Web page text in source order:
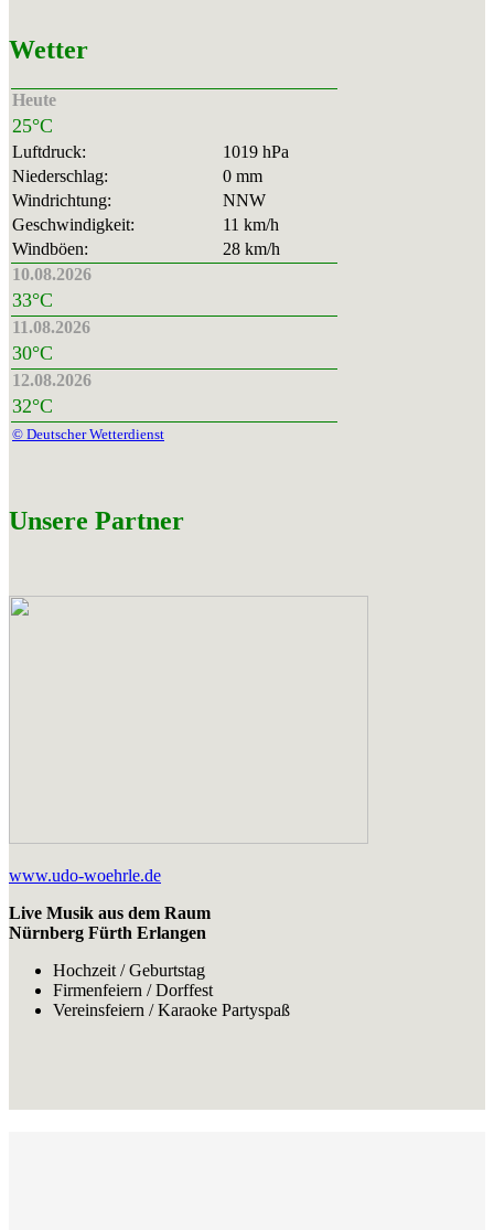
Wetter
Heute
25°C
Luftdruck:
1019 hPa
Niederschlag:
0 mm
Windrichtung:
NNW
Geschwindigkeit:
11 km/h
Windböen:
28 km/h
10.08.2026
33°C
11.08.2026
30°C
12.08.2026
32°C
© Deutscher Wetterdienst
Unsere Partner
www.udo-woehrle.de
Live Musik aus dem Raum
Nürnberg Fürth Erlangen
Hochzeit / Geburtstag
Firmenfeiern / Dorffest
Vereinsfeiern / Karaoke Partyspaß